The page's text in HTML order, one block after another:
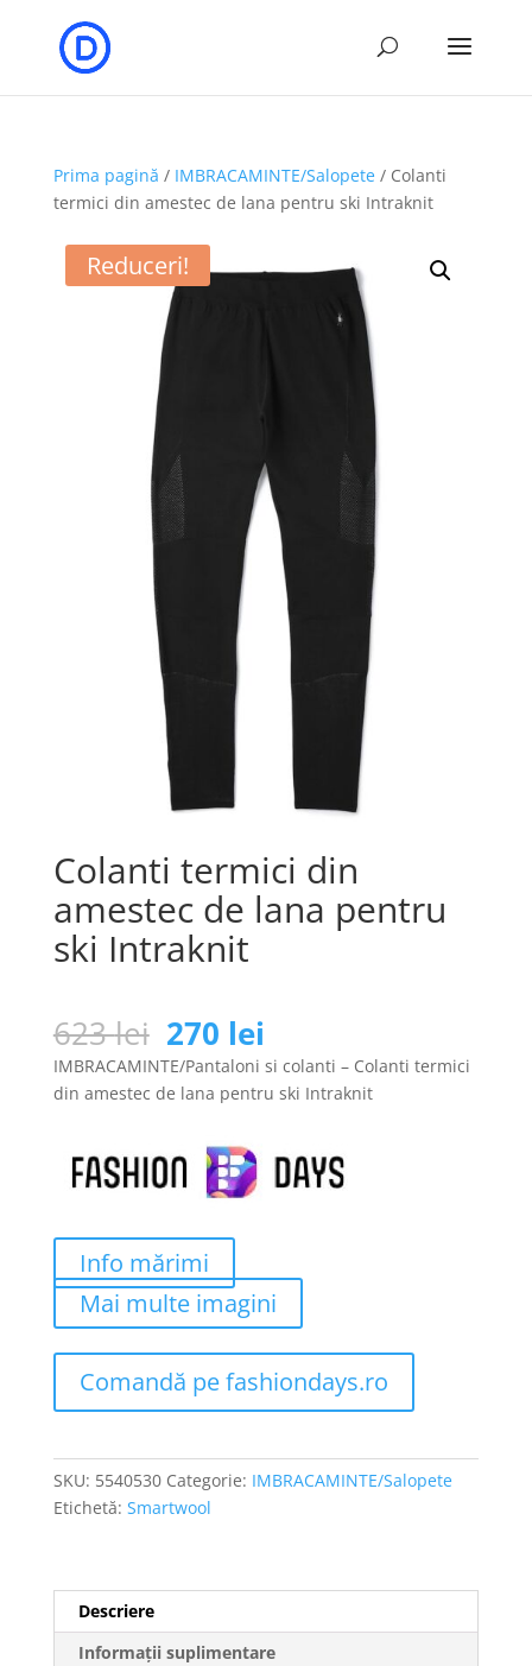
Prima pagină / IMBRACAMINTE/Salopete/ Colanti
termici din amestec de lana pentru ski Intraknit
Reduceri!
Colanti termici din
amestec de lana pentru
ski Intraknit
623lei Prețul
inițial
a
fost:
623 lei.
270 lei
curent
este:
270 lei.
IMBRACAMINTE/Pantaloni si colanti – Colanti termici
din amestec de lana pentru ski Intraknit
Info mărimi
Mai multe imagini
Comandă pe fashiondays.ro
SKU: 5540530 Categorie: IMBRACAMINTE/Salopete
Etichetă: Smartwool
Descriere
Informații suplimentare